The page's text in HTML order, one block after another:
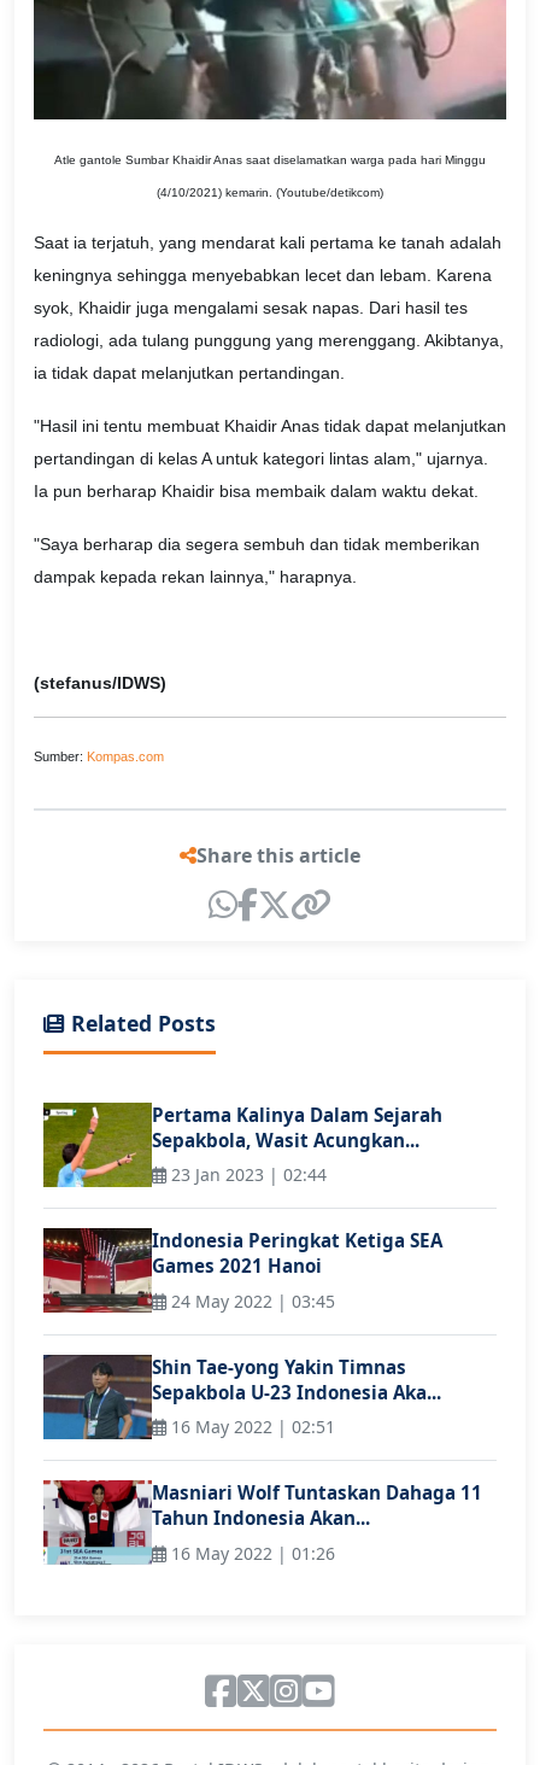
Atle gantole Sumbar Khaidir Anas saat diselamatkan warga pada hari Minggu
(4/10/2021) kemarin. (Youtube/detikcom)
Saat ia terjatuh, yang mendarat kali pertama ke tanah adalah
keningnya sehingga menyebabkan lecet dan lebam. Karena
syok, Khaidir juga mengalami sesak napas. Dari hasil tes
radiologi, ada tulang punggung yang merenggang. Akibtanya,
ia tidak dapat melanjutkan pertandingan.
"Hasil ini tentu membuat Khaidir Anas tidak dapat melanjutkan
pertandingan di kelas A untuk kategori lintas alam," ujarnya.
Ia pun berharap Khaidir bisa membaik dalam waktu dekat.
"Saya berharap dia segera sembuh dan tidak memberikan
dampak kepada rekan lainnya," harapnya.
(stefanus/IDWS)
Sumber: Kompas.com
Share this article
Related Posts
Pertama Kalinya Dalam Sejarah
Sepakbola, Wasit Acungkan...
23 Jan 2023 | 02:44
Indonesia Peringkat Ketiga SEA
Games 2021 Hanoi
24 May 2022 | 03:45
Shin Tae-yong Yakin Timnas
Sepakbola U-23 Indonesia Aka...
16 May 2022 | 02:51
Masniari Wolf Tuntaskan Dahaga 11
Tahun Indonesia Akan...
16 May 2022 | 01:26